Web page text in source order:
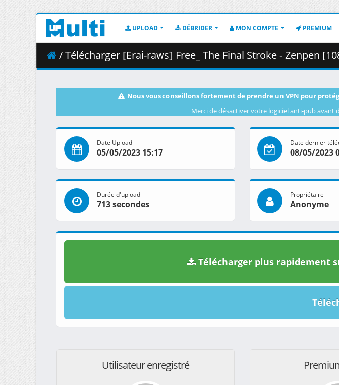
UPLOAD DÉBRIDER MON COMPTE PREMIUM
/ Télécharger [Erai-raws] Free_ The Final Stroke - Zenpen
Nous vous conseillons fortement de prendre un VPN pour
Merci de désactiver votre logiciel anti-pub avant
Date Upload
05/05/2023 15:17
Date dernier
08/05/2023
Durée d'upload
713 secondes
Propriétaire
Anonyme
Télécharger plus rapidement
Utilisateur enregistré